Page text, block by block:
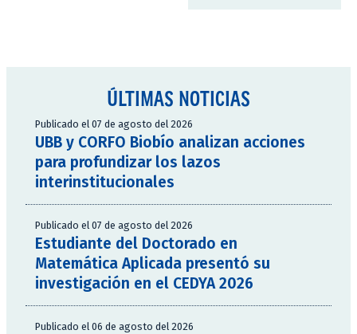
ÚLTIMAS NOTICIAS
Publicado el 07 de agosto del 2026
UBB y CORFO Biobío analizan acciones
para profundizar los lazos
interinstitucionales
Publicado el 07 de agosto del 2026
Estudiante del Doctorado en
Matemática Aplicada presentó su
investigación en el CEDYA 2026
Publicado el 06 de agosto del 2026